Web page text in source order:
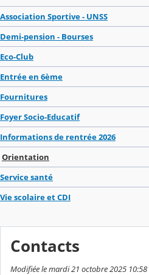
Association Sportive - UNSS
Demi-pension - Bourses
Eco-Club
Entrée en 6ème
Fournitures
Foyer Socio-Educatif
Informations de rentrée 2026
Orientation
Service santé
Vie scolaire et CDI
Contacts
Modifiée le mardi 21 octobre 2025 10:58